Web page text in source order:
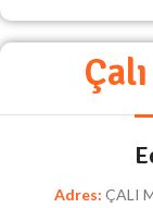
Adres: ÇALI